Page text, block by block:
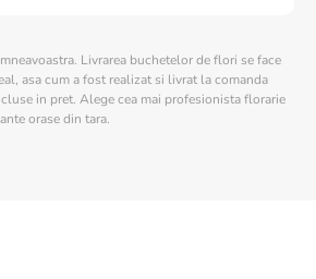
Livrarea buchetelor de flori se face
asa cum a fost realizat si livrat la comanda
in pret. Alege cea mai profesionista florarie
orase din tara.